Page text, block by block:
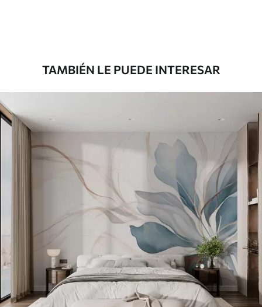
Vinilo Premium
1266.67$760.00/m²
Peel and Stick
1533.33$ /m²
TAMBIÉN LE PUEDE INTERESAR